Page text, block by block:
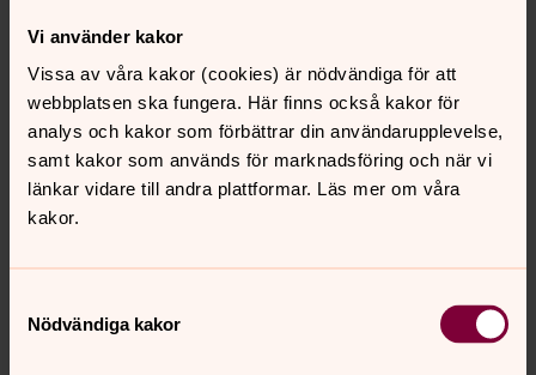
Vi använder kakor
Vissa av våra kakor (cookies) är nödvändiga för att
webbplatsen ska fungera. Här finns också kakor för
analys och kakor som förbättrar din användarupplevelse,
samt kakor som används för marknadsföring och när vi
länkar vidare till andra plattformar. Läs mer om våra
kakor.
Nödvändiga kakor
Direkt:
033 16 96 13
E-post: anna.lenjesson@svenskakyrkan.se
innehåll?
toarp.forsamling@svenskakyrkan.se